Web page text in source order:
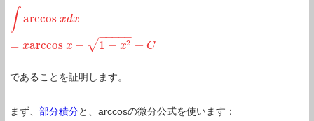
∫ arccos xdx
= xarccos x − 1 − x2
− −
−−−
√ + C
a ccosxdx =xarc
であることを証明します。
まず、 部分積分と、arccosの微分公式を使います：